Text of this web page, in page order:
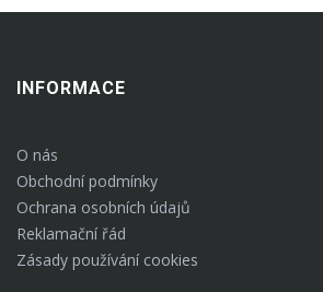
INFORMACE
O nás
Obchodní podmínky
Ochrana osobních údajů
Reklamační řád
Zásady používání cookies